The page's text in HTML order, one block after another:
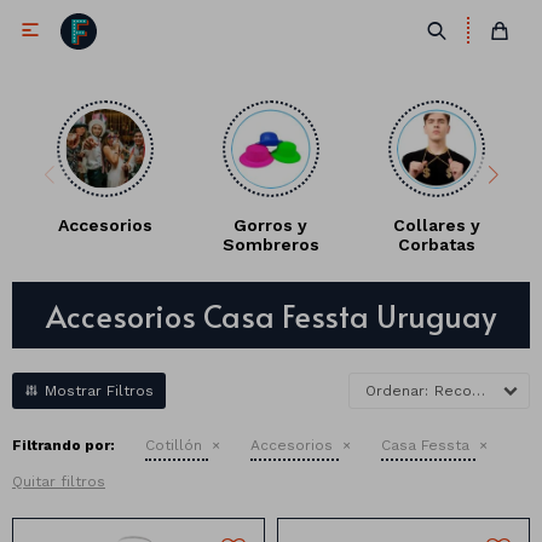

Accesorios
Gorros y
Sombreros
Collares y
Corbatas
Accesorios Casa Fessta Uruguay
Recomendados
Filtrando por: Cotillón Accesorios Casa Fessta
Quitar filtros
Antifaces
Lentes
Máscaras
Corbatas
Moños
Cañones
Pelucas